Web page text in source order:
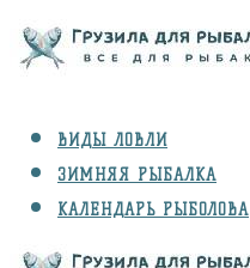
ВИДЫ ЛОВЛИ
ЗИМНЯЯ РЫБАЛКА
КАЛЕНДАРЬ РЫБОЛОВА